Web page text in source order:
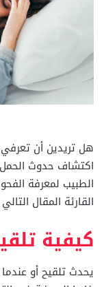
هل تريدين أن
اكتشاف حدوث
الطبيب لمعرفة
القارئة المقال
كيفية
يحدث تلقيح أو عندما